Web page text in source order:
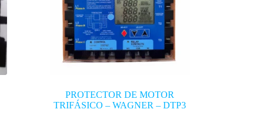
PROTECTOR DE MOTOR
TRIFÁSICO – WAGNER – DTP3